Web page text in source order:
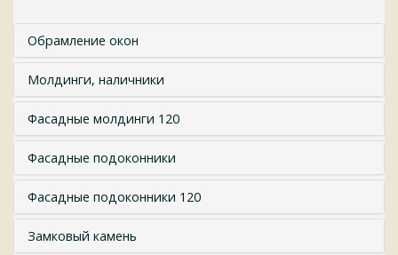
Обрамление окон
Молдинги, наличники
Фасадные молдинги 120
Фасадные подоконники
Фасадные подоконники 120
Замковый камень